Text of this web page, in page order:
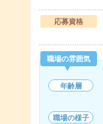
応募資格
職場の雰囲気
年齢層
職場の様子